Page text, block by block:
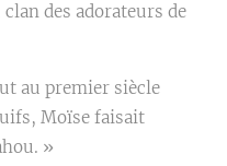
des adorateurs de
au premier siècle
Moïse faisait
»